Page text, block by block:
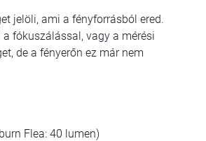
jelöli, ami a fényforrásból ered.
fókuszálással, vagy a mérési
de a fényerőn ez már nem
Flea: 40 lumen)